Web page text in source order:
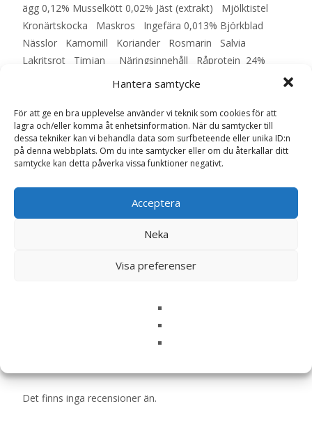
Hantera samtycke
För att ge en bra upplevelse använder vi teknik som cookies för att
lagra och/eller komma åt enhetsinformation. När du samtycker till
dessa tekniker kan vi behandla data som surfbeteende eller unika ID:n
på denna webbplats. Om du inte samtycker eller om du återkallar ditt
samtycke kan detta påverka vissa funktioner negativt.
Acceptera
Neka
Visa preferenser
ägg 0,12% Musselkött 0,02% Jäst (extrakt) Mjölktistel
Kronärtskocka Maskros Ingefära 0,013% Björkblad
Nässlor Kamomill Koriander Rosmarin Salvia
Lakritsrot Timjan Näringsinnehåll Råprotein 24%
Råfett 135 Råfibrer 2,5% Råaska 6,5% Kalcium 1,4%
Fosfor 0,95% Natrium 0,4% Omega-6-fettsyror 3%
Omega-3-fettsyror 0,3% Vikt Mängd/dag 11 – 15 kg 160 –
200 g 15 – 20 kg 200 – 245 g 20 – 25 kg 245 – 290 g –
EAN: 4001967135220
LÄS MERA & KÖP
Kategorier:Hundmat
Det finns inga recensioner än.